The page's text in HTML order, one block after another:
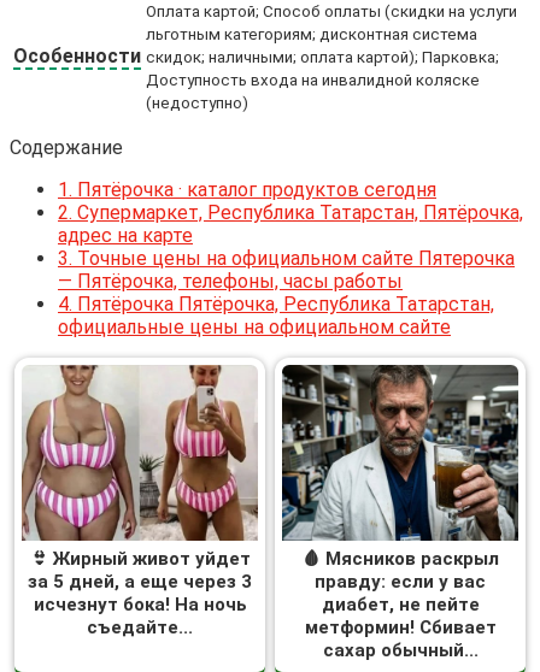
Особенности
Оплата картой; Способ оплаты (скидки на услуги
льготным категориям; дисконтная система
скидок; наличными; оплата картой); Парковка;
Доступность входа на инвалидной коляске
(недоступно)
Содержание
1. Пятёрочка · каталог продуктов сегодня
2. Супермаркет, Республика Татарстан, Пятёрочка,
адрес на карте
3. Точные цены на официальном сайте Пятерочка
— Пятёрочка, телефоны, часы работы
4. Пятёрочка Пятёрочка, Республика Татарстан,
официальные цены на официальном сайте
👙 Жирный живот уйдет
за 5 дней, а еще через 3
исчезнут бока! На ночь
съедайте...
🩸 Мясников раскрыл
правду: если у вас
диабет, не пейте
метформин! Сбивает
сахар обычный...